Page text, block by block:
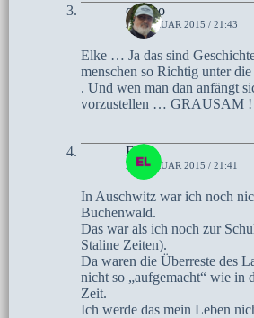
czoczo
2. FEBRUAR 2015 / 21:43
Elke … Ja das sind
menschen so Richtig unter
. Und wen man dan anfängt
vorzustellen … GRAUSAM !
Elke
2. FEBRUAR 2015 / 21:41
In Auschwitz war ich noch
Buchenwald.
Das war als ich noch zur
Staline Zeiten).
Da waren die Überreste des
nicht so „aufgemacht“ wie in
Zeit.
Ich werde das mein Leben